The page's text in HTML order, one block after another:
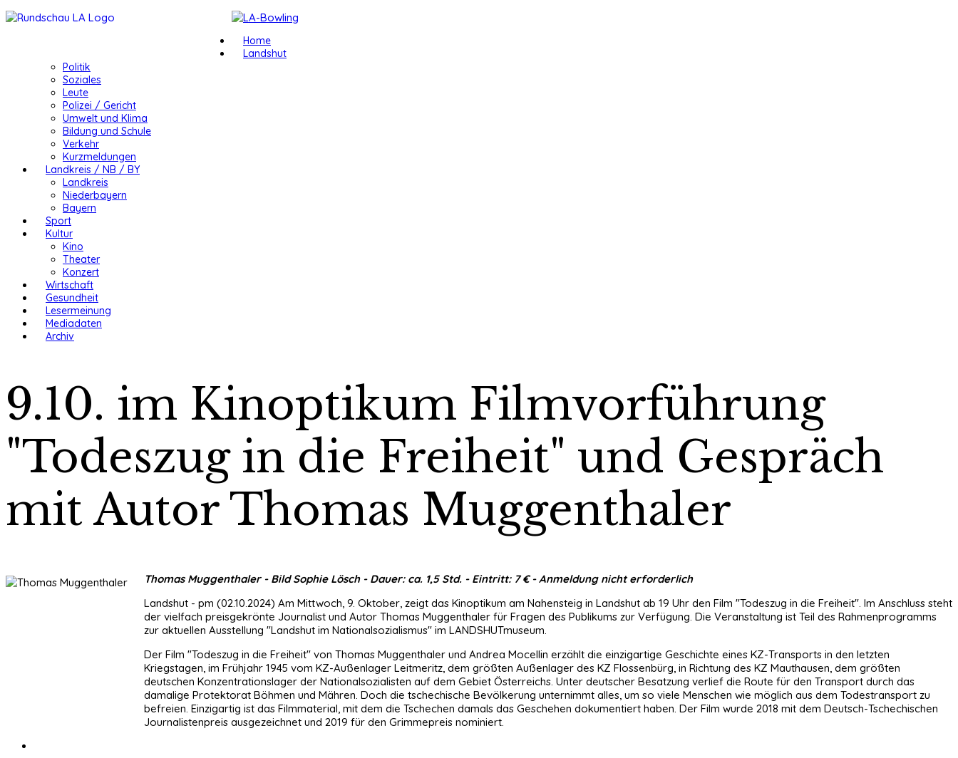
Home
Landshut
Politik
Soziales
Leute
Polizei / Gericht
Umwelt und Klima
Bildung und Schule
Verkehr
Kurzmeldungen
Landkreis / NB / BY
Landkreis
Niederbayern
Bayern
Sport
Kultur
Kino
Theater
Konzert
Wirtschaft
Gesundheit
Lesermeinung
Mediadaten
Archiv
9.10. im Kinoptikum Filmvorführung
"Todeszug in die Freiheit" und Gespräch
mit Autor Thomas Muggenthaler
Thomas Muggenthaler - Bild Sophie Lösch - Dauer: ca. 1,5 Std. - Eintritt: 7 € - Anmeldung nicht erforderlich
Landshut - pm (02.10.2024) Am Mittwoch, 9. Oktober, zeigt das Kinoptikum am Nahensteig in Landshut ab 19 Uhr den Film "Todeszug in die Freiheit". Im Anschluss steht
der vielfach preisgekrönte Journalist und Autor Thomas Muggenthaler für Fragen des Publikums zur Verfügung. Die Veranstaltung ist Teil des Rahmenprogramms
zur aktuellen Ausstellung "Landshut im Nationalsozialismus" im LANDSHUTmuseum.
Der Film "Todeszug in die Freiheit" von Thomas Muggenthaler und Andrea Mocellin erzählt die einzigartige Geschichte eines KZ-Transports in den letzten
Kriegstagen, im Frühjahr 1945 vom KZ-Außenlager Leitmeritz, dem größten Außenlager des KZ Flossenbürg, in Richtung des KZ Mauthausen, dem größten
deutschen Konzentrationslager der Nationalsozialisten auf dem Gebiet Österreichs. Unter deutscher Besatzung verlief die Route für den Transport durch das
damalige Protektorat Böhmen und Mähren. Doch die tschechische Bevölkerung unternimmt alles, um so viele Menschen wie möglich aus dem Todestransport zu
befreien. Einzigartig ist das Filmmaterial, mit dem die Tschechen damals das Geschehen dokumentiert haben. Der Film wurde 2018 mit dem Deutsch-Tschechischen
Journalistenpreis ausgezeichnet und 2019 für den Grimmepreis nominiert.